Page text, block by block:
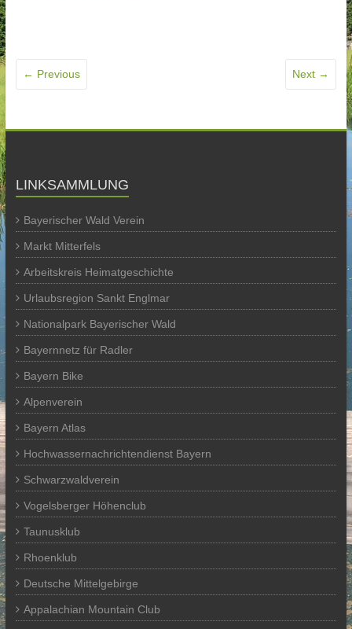
← Previous Next →
LINKSAMMLUNG
Bayerischer Wald Verein
Markt Mitterfels
Arbeitskreis Heimatgeschichte
Urlaubsregion Sankt Englmar
Nationalpark Bayerischer Wald
Bayernnetz für Radler
Bayern Bike
Alpenverein
Bayern Atlas
Hochwassernachrichtendienst Bayern
Schwarzwaldverein
Vogelsberger Höhenclub
Taunusklub
Rhoenklub
Deutsche Mittelgebirge
Appalachian Mountain Club